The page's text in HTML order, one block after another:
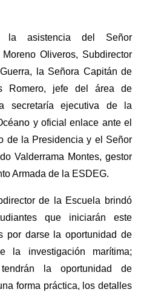
la asistencia del Señor
Oliveros, Subdirector
la Señora Capitán de
Romero, jefe del área de
secretaría ejecutiva de la
y oficial enlace ante el
de la Presidencia y el Señor
Valderrama Montes, gestor
Armada de la ESDEG.
de la Escuela brindó
que iniciarán este
por darse la oportunidad de
la investigación marítima;
la oportunidad de
forma práctica, los detalles